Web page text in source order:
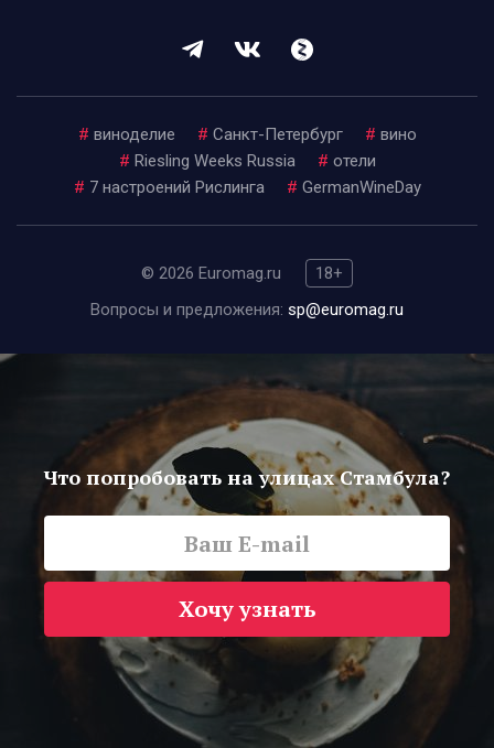
# виноделие # Санкт-Петербург # вино
# Riesling Weeks Russia # отели
# 7 настроений Рислинга # GermanWineDay
© 2026 Euromag.ru
18+
Вопросы и предложения: sp@euromag.ru
Что попробовать на улицах Стамбула?
Хочу узнать